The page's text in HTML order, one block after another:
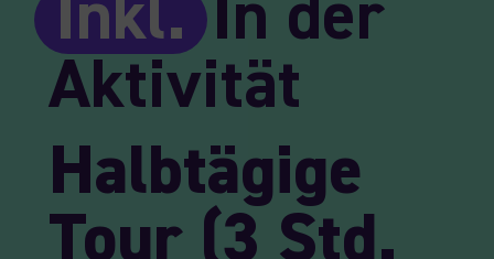
Inkl. In der
Aktivität
Halbtägige
Tour (3 Std.